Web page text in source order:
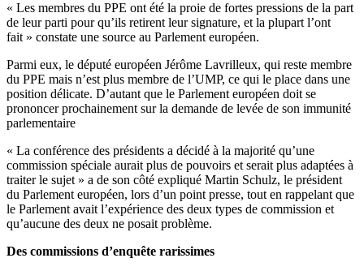
« Les membres du PPE ont été la proie de fortes pressions de la part
de leur parti pour qu’ils retirent leur signature, et la plupart l’ont
fait » constate une source au Parlement européen.
Parmi eux, le député européen Jérôme Lavrilleux, qui reste membre
du PPE mais n’est plus membre de l’UMP, ce qui le place dans une
position délicate. D’autant que le Parlement européen doit se
prononcer prochainement sur la demande de levée de son immunité
parlementaire
« La conférence des présidents a décidé à la majorité qu’une
commission spéciale aurait plus de pouvoirs et serait plus adaptées à
traiter le sujet » a de son côté expliqué Martin Schulz, le président
du Parlement européen, lors d’un point presse, tout en rappelant que
le Parlement avait l’expérience des deux types de commission et
qu’aucune des deux ne posait problème.
Des commissions d’enquête rarissimes